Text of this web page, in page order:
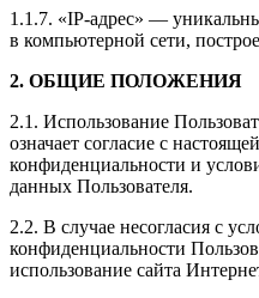
1.1.7. «IP-адрес» —
в компьютерной сети,
2. ОБЩИЕ ПОЛОЖЕНИЯ
2.1. Использование
означает согласие с
конфиденциальности и
данных Пользователя.
2.2. В случае несогласия с
конфиденциальности
использование сайта